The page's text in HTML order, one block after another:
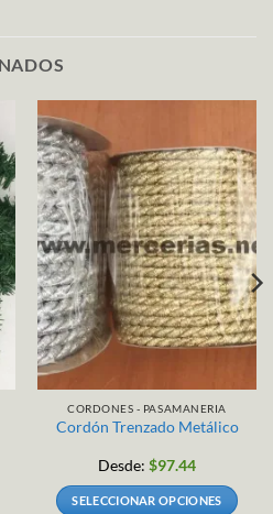
CORDONES - PASAMANERIA
Cordón Trenzado Metálico
Desde: $97.44
SELECCIONAR OPCIONES